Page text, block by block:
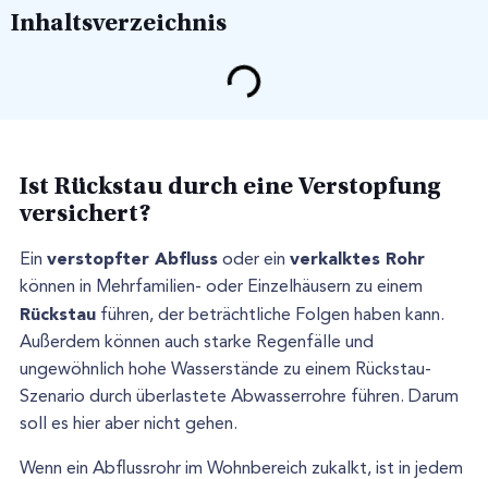
Inhaltsverzeichnis
Ist Rückstau durch eine Verstopfung
versichert?
Ein verstopfter Abfluss oder ein verkalktes Rohr
können in Mehrfamilien- oder Einzelhäusern zu einem
Rückstau führen, der beträchtliche Folgen haben kann.
Außerdem können auch starke Regenfälle und
ungewöhnlich hohe Wasserstände zu einem Rückstau-
Szenario durch überlastete Abwasserrohre führen. Darum
soll es hier aber nicht gehen.
Wenn ein Abflussrohr im Wohnbereich zukalkt, ist in jedem